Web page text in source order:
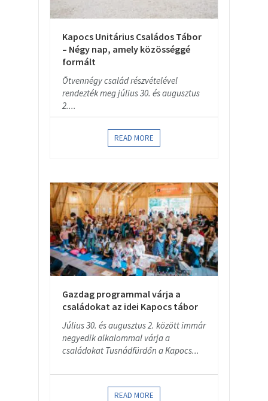
Kapocs Unitárius Családos Tábor
– Négy nap, amely közösséggé
formált
Ötvennégy család részvételével
rendezték meg július 30. és augusztus
2....
READ MORE
Gazdag programmal várja a
családokat az idei Kapocs tábor
Július 30. és augusztus 2. között immár
negyedik alkalommal várja a
családokat Tusnádfürdőn a Kapocs...
READ MORE